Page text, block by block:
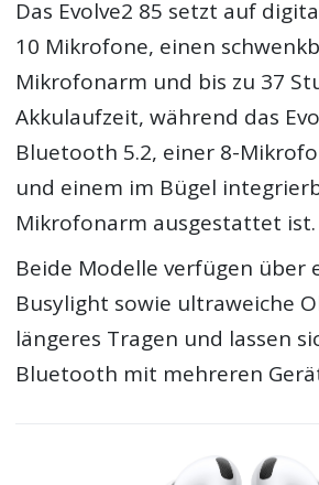
Das Evolve2 85 setzt auf
10 Mikrofone, einen
Mikrofonarm und bis zu 37
Akkulaufzeit, während das
Bluetooth 5.2, einer 8-
und einem im Bügel
Mikrofonarm ausgestattet ist.
Beide Modelle verfügen über
Busylight sowie ultraweiche
längeres Tragen und lassen
Bluetooth mit mehreren